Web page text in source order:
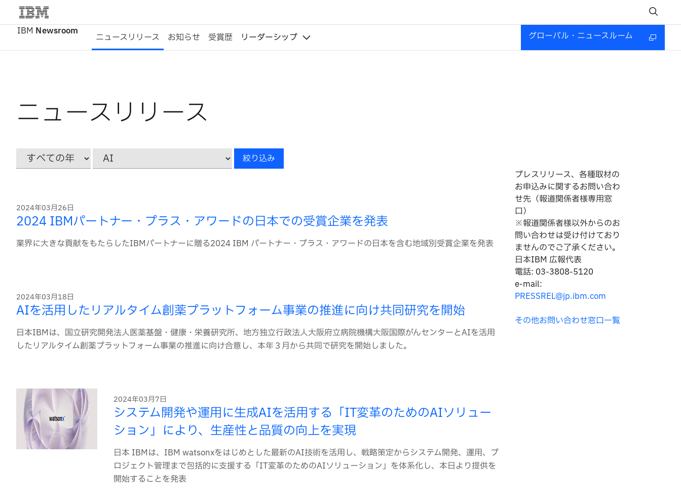
IBM Newsroom
ニュースリリース お知らせ 受賞歴 リーダーシップ グローバル・ニュースルーム
ニュースリリース
Year カ
ゴ
キ
ワ
絞り込み
2024年03月26日
2024 IBMパートナー・プラス・アワードの日本での受賞企業を発表
業界に大きな貢献をもたらしたIBMパートナーに贈る2024 IBM パートナー・プラス・アワードの日本を含む地域別受賞企業を発表
2024年03月18日
AIを活用したリアルタイム創薬プラットフォーム事業の推進に向け共同研究を開始
日本IBMは、国立研究開発法人医薬基盤・健康・栄養研究所、地方独立行政法人大阪府立病院機構大阪国際がんセンターとAIを活用
したリアルタイム創薬プラットフォーム事業の推進に向け合意し、本年３月から共同で研究を開始しました。
2024年03月7日
システム開発や運用に生成AIを活用する「IT変革のためのAIソリュー
ション」により、生産性と品質の向上を実現
日本 IBMは、IBM watsonxをはじめとした最新のAI技術を活用し、戦略策定からシステム開発、運用、プ
ロジェクト管理まで包括的に支援する「IT変革のためのAIソリューション」を体系化し、本日より提供を
開始することを発表
プレスリリース、各種取材の
お申込みに関するお問い合わ
せ先（報道関係者様専用窓
口）
※報道関係者様以外からのお
問い合わせは受け付けており
ませんのでご了承ください。
日本IBM 広報代表
電話: 03-3808-5120
e-mail:
PRESSREL@jp.ibm.com
その他お問い合わせ窓口一覧